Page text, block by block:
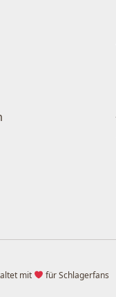
mit für Schlagerfans